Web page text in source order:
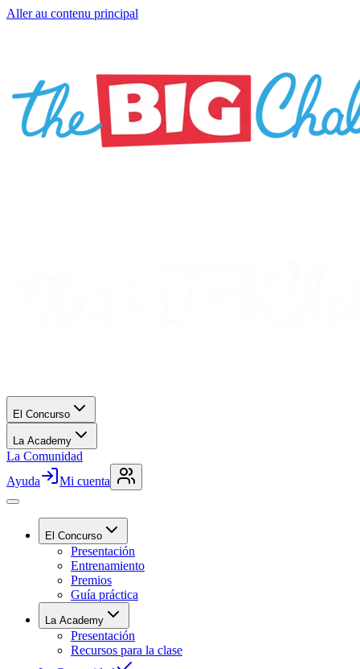
Aller au contenu principal
El Concurso
La Academy
La Comunidad
Ayuda
Mi cuenta
El Concurso
Presentación
Entrenamiento
Premios
Guía práctica
La Academy
Presentación
Recursos para la clase